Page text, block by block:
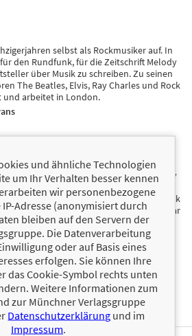
selbst als Rockmusiker auf. In
den Rundfunk, für die Zeitschrift Melody
über Musik zu schreiben. Zu seinen
The Beatles, Elvis, Ray Charles und Rock
und arbeitet in London.
selbst als Rockmusiker auf. In
den Rundfunk, für die Zeitschrift Melody
über Musik zu schreiben. Zu seinen
The Beatles, Elvis, Ray Charles und Rock
und arbeitet in London. Paul Kingsbury war
Sonderprojekte der Country Music Hall
Autor und Herausgeber zahlreicher
unter anderem in der Entertainment
und ähnliche Technologien
um Ihr Verhalten besser kennen
wir personenbezogene
IP-Adresse (anonymisiert durch
bleiben auf den Servern der
Die Datenverarbeitung
oder auf Basis eines
erfolgen. Sie können Ihre
das Cookie-Symbol rechts unten
Weitere Informationen zum
zur Münchner Verlagsgruppe
Datenschutzerklärung und im
Impressum.